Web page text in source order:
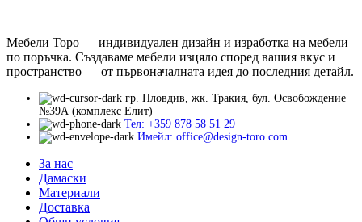
Мебели Торо — индивидуален дизайн и изработка на мебели
по поръчка. Създаваме мебели изцяло според вашия вкус и
пространство — от първоначалната идея до последния детайл.
гр. Пловдив, жк. Тракия, бул. Освобождение
№39А (комплекс Елит)
Тел: +359 878 58 51 29
Имейл: office@design-toro.com
За нас
Дамаски
Материали
Доставка